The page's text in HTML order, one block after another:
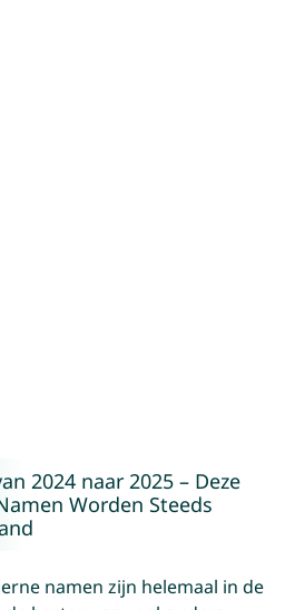
2024 naar 2025 – Deze
Worden Steeds
namen zijn helemaal in de